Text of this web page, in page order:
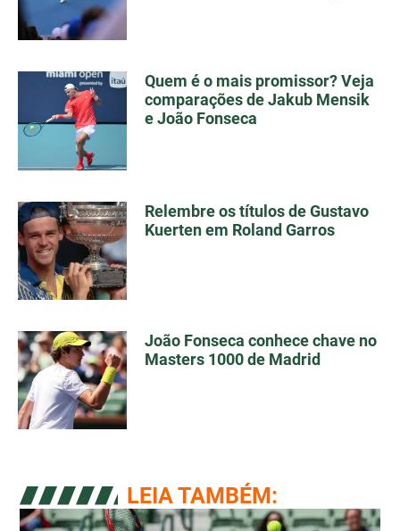
Quem é o mais promissor? Veja
comparações de Jakub Mensik
e João Fonseca
Relembre os títulos de Gustavo
Kuerten em Roland Garros
João Fonseca conhece chave no
Masters 1000 de Madrid
LEIA TAMBÉM: